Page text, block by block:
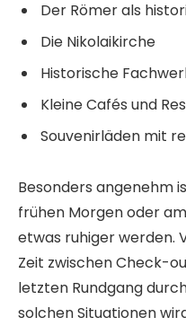
Der Römer als
Die Nikolaikirche
Historische
Kleine Cafés und
Souvenirläden mit
Besonders angenehm
frühen Morgen oder
etwas ruhiger werden.
Zeit zwischen Check-
letzten Rundgang
solchen Situationen